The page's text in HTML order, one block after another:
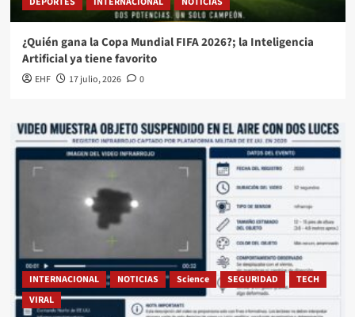
¿Quién gana la Copa Mundial FIFA 2026?; la Inteligencia
Artificial ya tiene favorito
EHF 17 julio, 2026 0
INTERNACIONAL NOTICIAS Science SEGURIDAD
TECH
VIRAL